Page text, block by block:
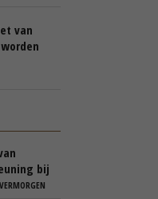
van
bij